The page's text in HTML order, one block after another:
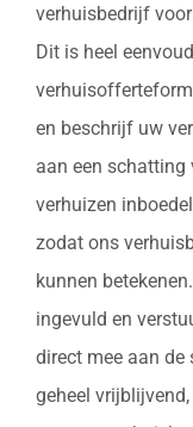
verhuisbedrijf
Dit is heel
en beschrijf uw
aan een schatting
verhuizen
zodat ons
kunnen
ingevuld en
direct mee aan de
geheel